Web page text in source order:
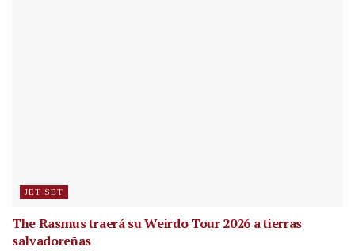
JET SET
The Rasmus traerá su Weirdo Tour 2026 a tierras
salvadoreñas